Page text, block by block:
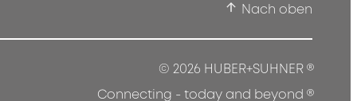
Nach oben
© 2026 HUBER+SUHNER®
Connecting - today and beyond